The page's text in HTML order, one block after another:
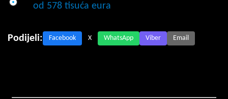
od 578 tisuća eura
Podijeli: Facebook X WhatsApp Viber Email